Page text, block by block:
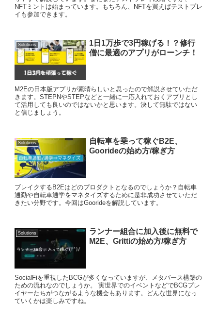
NFTミントは始まっています。もちろん、NFTを買えばテストプレ
イも参加できます。
Solutions
1日1万歩で3円稼げる！？修行
僧に最適のアプリがローンチ！
M2Eの日本版アプリが素晴らしいと思ったので解説させていただ
きます。STEPNやSTEPなどと一緒に一応入れておくアプリとし
て活用しても良いのではないかと思います。決して無駄ではない
と信じましょう。
Solutions
自転車を乗って稼ぐB2E、
Goorideの始め方/稼ぎ方
ブレイクするB2Eはどのプロダクトとなるのでしょうか？自転車
通勤や自転車通学をマネタイズするために是非成功させていただ
きたい分野です。今回はGoorideを解説しています。
Solutions
ランナー組合に加入後に無料で
M2E、Grittiの始め方/稼ぎ方
SocialFiを重視したBCGが多くなっていますが、メタバース構築の
ための流れなのでしょうか。 実世界でのイベントなどでBCGプレ
イヤーたちがつながるような機会もあります。どんな世界になっ
ていくかは楽しみですね。